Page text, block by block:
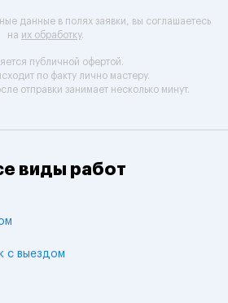
данные в полях заявки, вы соглашаетесь
на их обработку.
публичной офертой.
по факту лично мастеру.
отправки занимает несколько минут.
виды работ
с выездом